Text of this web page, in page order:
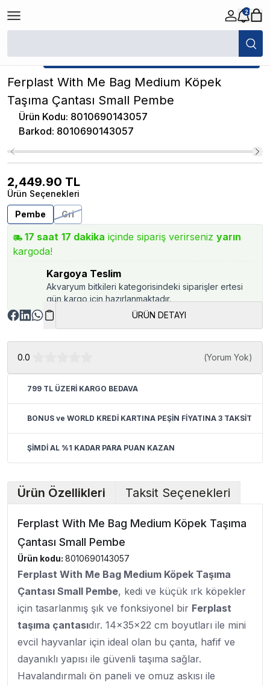
2
/ Ferplast With Me Bag Medium Köpek
★ Atakan Petshop, Ferplast yetkili satıcısıdır.
Ferplast With Me Bag Medium Köpek
Taşıma Çantası Small Pembe
Ürün Kodu: 8010690143057
Barkod: 8010690143057
2,449.90 TL
Ürün Seçenekleri
Pembe
Gri
17 saat 17 dakika içinde sipariş verirseniz yarın
kargoda!
Kargoya Teslim
Akvaryum bitkileri kategorisindeki siparişler ertesi
gün kargo için hazırlanmaktadır.
ÜRÜN DETAYI
0.0 (Yorum Yok)
799 TL ÜZERİ KARGO BEDAVA
BONUS ve WORLD KREDİ KARTINA PEŞİN FİYATINA 3 TAKSİT
ŞİMDİ AL %1 KADAR PARA PUAN KAZAN
Ürün Özellikleri Taksit Seçenekleri
Ferplast With Me Bag Medium Köpek Taşıma
Çantası Small Pembe
Ürün kodu: 8010690143057
Ferplast With Me Bag Medium Köpek Taşıma
Çantası Small Pembe, kedi ve küçük ırk köpekler
için tasarlanmış şık ve fonksiyonel bir Ferplast
taşıma çantasıdır. 14x35x22 cm boyutları ile mini
evcil hayvanlar için ideal olan bu çanta, hafif ve
dayanıklı yapısı ile güvenli taşıma sağlar.
Havalandırmalı ön paneli ve omuz askısı ile